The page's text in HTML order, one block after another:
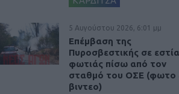
5 Αυγούστου 2026, 6:01 μμ
Επέμβαση της
Πυροσβεστικής σε εστία
φωτιάς πίσω από τον
σταθμό του ΟΣΕ (φωτο
βιντεο)